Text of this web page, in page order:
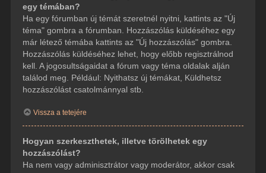
egy témában?
Ha egy fórumban új témát szeretnél nyitni, kattints az "Új
téma" gombra a fórumban. Hozzászólás küldéséhez egy
már létező témába kattints az "Új hozzászólás" gombra.
Hozzászólás küldéséhez lehet, hogy előbb regisztrálnod
kell. A jogosultságaidat a fórum vagy téma oldalak alján
találod meg. Például: Nyithatsz új témákat, Küldhetsz
hozzászólást csatolmánnyal stb.
Vissza a tetejére
Hogyan szerkeszthetek, illetve törölhetek egy
hozzászólást?
Ha nem vagy adminisztrátor vagy moderátor, akkor csak